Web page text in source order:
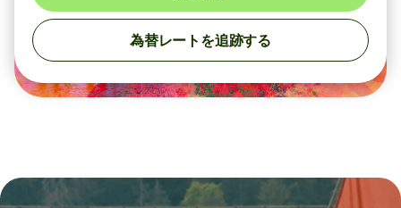
為替レートを追跡する